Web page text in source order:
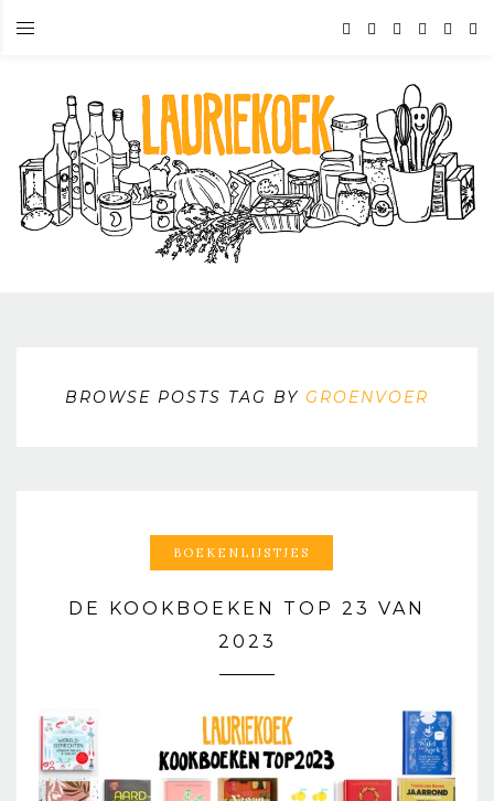
BROWSE POSTS TAG BY GROENVOER
BOEKENLIJSTJES
DE KOOKBOEKEN TOP 23 VAN
2023